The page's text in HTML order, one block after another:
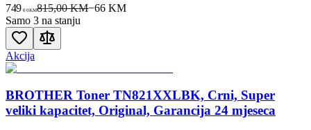
749 00KM815,00 KM−66 KM
Samo 3 na stanju
Akcija
BROTHER Toner TN821XXLBK, Crni, Super
veliki kapacitet, Original, Garancija 24 mjeseca